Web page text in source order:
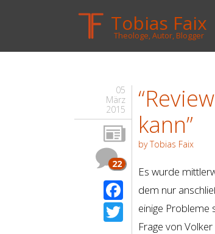
Tobias Faix
Theologe, Autor, Blogger
05
März
2015
22
Facebook
Twitter
kann”
by Tobias Faix
Es wurde
dem nur
einige Probleme
Frage von